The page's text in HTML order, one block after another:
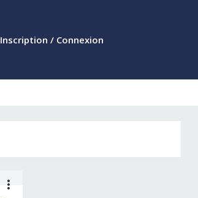
Inscription / Connexion